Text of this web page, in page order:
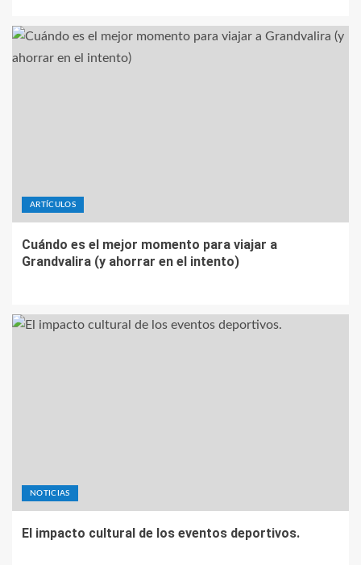
ARTÍCULOS
Cuándo es el mejor momento para viajar a
Grandvalira (y ahorrar en el intento)
NOTICIAS
El impacto cultural de los eventos deportivos.